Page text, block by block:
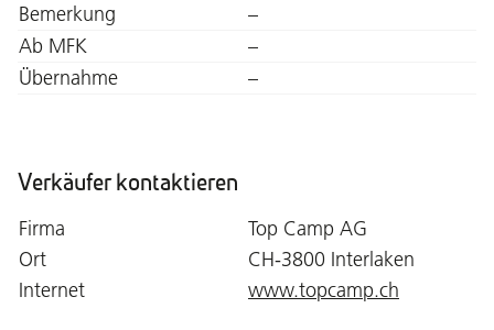
Bemerkung
–
Ab MFK
–
Übernahme
–
Verkäufer kontaktieren
Firma
Top Camp AG
Ort
CH-3800 Interlaken
Internet
www.topcamp.ch